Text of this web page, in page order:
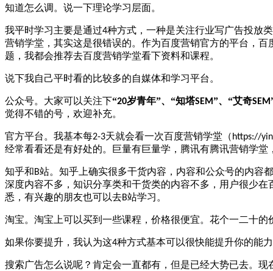
知道怎么调。说一下理论学习层面。
我平时学习主要是通过4种方式，一种是关注行业写广告投放
营销学堂，其实这是很错误的。作为百度营销官方的平台，
题，我都会推荐去百度营销学堂看下资料和课程。
说下我自己平时看的比较多的自媒体和学习平台。
公众号。大家可以关注下“20岁青年”、“知塔SEM”、“艾奇SEM
觉得不错的号，欢迎补充。
官方平台。我基本每2-3天就会看一次百度营销学堂（ https://
经常看看还是有好处的。巨量有巨量学，腾讯有腾讯营销学
知乎和B站。知乎上确实很多干货内容，内容和公众号的内容
深度内容不多，知识分享类和干货类的内容不多，用户很少在
悉，有兴趣的朋友也可以去B站学习。
淘宝。淘宝上可以买到一些课程，价格很便宜。花个一二十
如果你要提升，我认为这4种方式基本可以很快能提升你的能
搜索广告怎么说呢？肯定会一直都有，但是已经大势已去。